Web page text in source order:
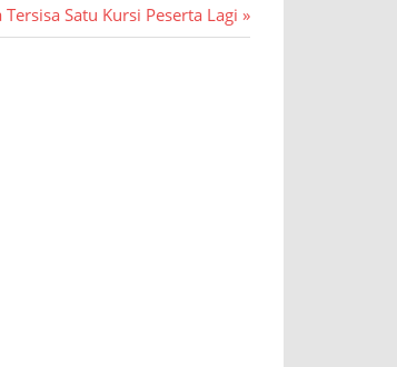
Satu Kursi Peserta Lagi